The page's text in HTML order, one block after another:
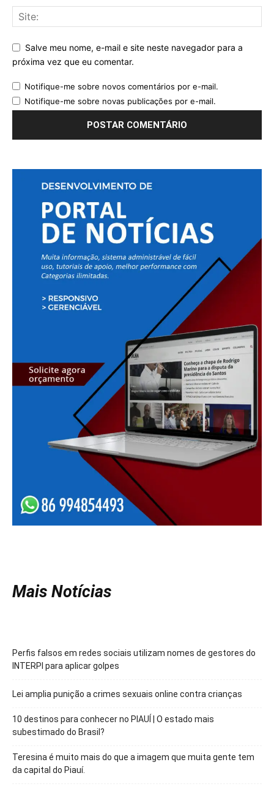
Salve meu nome, e-mail e site neste navegador para a
próxima vez que eu comentar.
Notifique-me sobre novos comentários por e-mail.
Notifique-me sobre novas publicações por e-mail.
Mais Notícias
Perfis falsos em redes sociais utilizam nomes de gestores do
INTERPI para aplicar golpes
Lei amplia punição a crimes sexuais online contra crianças
10 destinos para conhecer no PIAUÍ | O estado mais
subestimado do Brasil?
Teresina é muito mais do que a imagem que muita gente tem
da capital do Piauí.